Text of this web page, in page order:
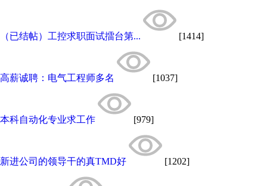
（已结帖）工控求职面试擂台第... [1414]
高薪诚聘：电气工程师多名 [1037]
本科自动化专业求工作 [979]
新进公司的领导干的真TMD好 [1202]